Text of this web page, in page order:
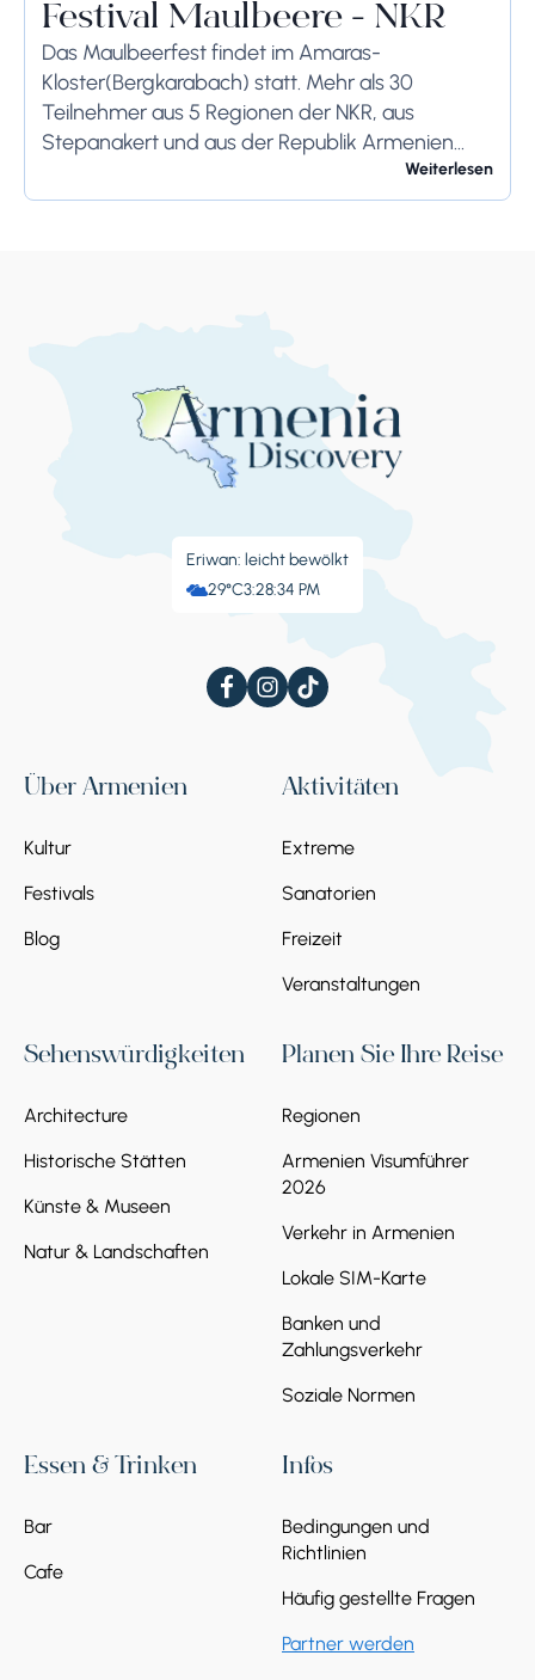
Festival Maulbeere - NKR
Das Maulbeerfest findet im Amaras-
Kloster(Bergkarabach) statt. Mehr als 30
Teilnehmer aus 5 Regionen der NKR, aus
Stepanakert und aus der Republik Armenien
stellen ihre eigene Produktion vor. Während des
Festes präsentieren die Einheimischen
Weiterlesen
Eriwan: leicht bewölkt
29°C3:28:35 PM
Über Armenien
Kultur
Festivals
Blog
Aktivitäten
Extreme
Sanatorien
Freizeit
Veranstaltungen
Sehenswürdigkeiten
Architecture
Historische Stätten
Künste & Museen
Natur & Landschaften
Planen Sie Ihre Reise
Regionen
Armenien Visumführer
2026
Verkehr in Armenien
Lokale SIM-Karte
Banken und
Zahlungsverkehr
Soziale Normen
Essen & Trinken
Bar
Cafe
Infos
Bedingungen und
Richtlinien
Häufig gestellte Fragen
Partner werden